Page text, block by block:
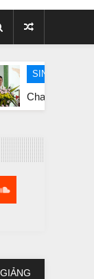
GIÁO XỨ
Phanxicô